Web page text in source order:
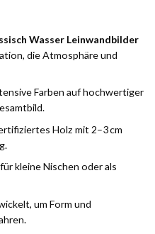
Wasser Leinwandbilder
die Atmosphäre und
Farben auf hochwertiger
Holz mit 2–3 cm
kleine Nischen oder als
um Form und